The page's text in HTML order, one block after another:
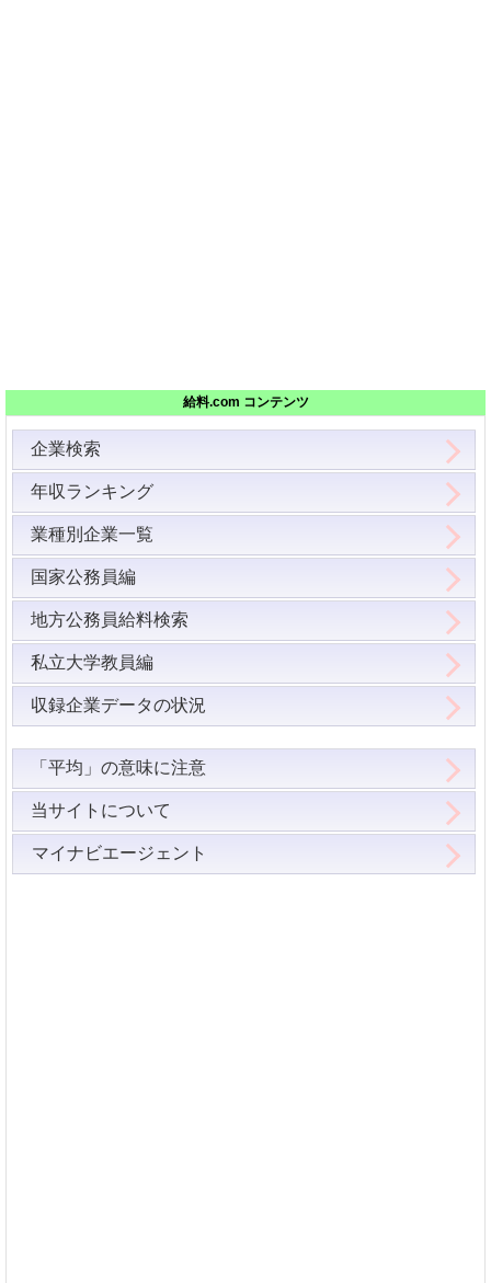
給料.com コンテンツ
企業検索
年収ランキング
業種別企業一覧
国家公務員編
地方公務員給料検索
私立大学教員編
収録企業データの状況
「平均」の意味に注意
当サイトについて
マイナビエージェント